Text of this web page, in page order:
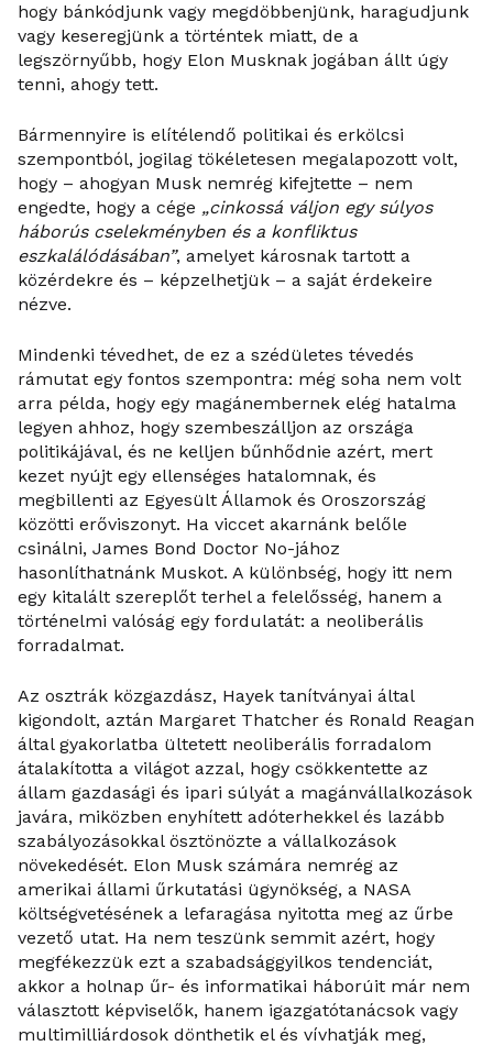
hogy bánkódjunk vagy megdöbbenjünk, haragudjunk
vagy keseregjünk a történtek miatt, de a
legszörnyűbb, hogy Elon Musknak jogában állt úgy
tenni, ahogy tett.
Bármennyire is elítélendő politikai és erkölcsi
szempontból, jogilag tökéletesen megalapozott volt,
hogy – ahogyan Musk nemrég kifejtette – nem
engedte, hogy a cége „cinkossá váljon egy súlyos
háborús cselekményben és a konfliktus
eszkalálódásában”, amelyet károsnak tartott a
közérdekre és – képzelhetjük – a saját érdekeire
nézve.
Mindenki tévedhet, de ez a szédületes tévedés
rámutat egy fontos szempontra: még soha nem volt
arra példa, hogy egy magánembernek elég hatalma
legyen ahhoz, hogy szembeszálljon az országa
politikájával, és ne kelljen bűnhődnie azért, mert
kezet nyújt egy ellenséges hatalomnak, és
megbillenti az Egyesült Államok és Oroszország
közötti erőviszonyt. Ha viccet akarnánk belőle
csinálni, James Bond Doctor No-jához
hasonlíthatnánk Muskot. A különbség, hogy itt nem
egy kitalált szereplőt terhel a felelősség, hanem a
történelmi valóság egy fordulatát: a neoliberális
forradalmat.
Az osztrák közgazdász, Hayek tanítványai által
kigondolt, aztán Margaret Thatcher és Ronald Reagan
által gyakorlatba ültetett neoliberális forradalom
átalakította a világot azzal, hogy csökkentette az
állam gazdasági és ipari súlyát a magánvállalkozások
javára, miközben enyhített adóterhekkel és lazább
szabályozásokkal ösztönözte a vállalkozások
növekedését. Elon Musk számára nemrég az
amerikai állami űrkutatási ügynökség, a NASA
költségvetésének a lefaragása nyitotta meg az űrbe
vezető utat. Ha nem teszünk semmit azért, hogy
megfékezzük ezt a szabadsággyilkos tendenciát,
akkor a holnap űr- és informatikai háborúit már nem
választott képviselők, hanem igazgatótanácsok vagy
multimilliárdosok dönthetik el és vívhatják meg,